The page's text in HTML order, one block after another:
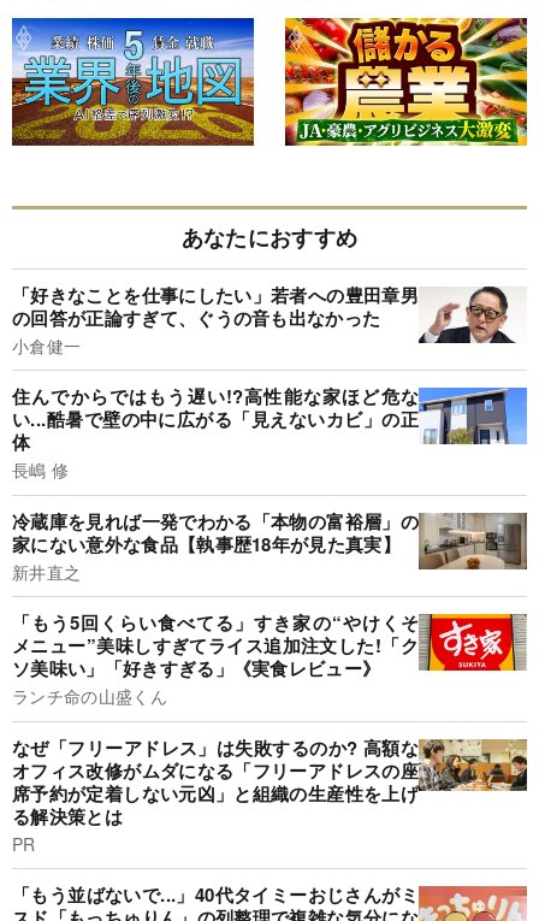
あなたにおすすめ
「好きなことを仕事にしたい」若者への豊田章男
の回答が正論すぎて、ぐうの音も出なかった
小倉健一
住んでからではもう遅い!?高性能な家ほど危な
い...酷暑で壁の中に広がる「見えないカビ」の正
体
長嶋 修
冷蔵庫を見れば一発でわかる「本物の富裕層」の
家にない意外な食品【執事歴18年が見た真実】
新井直之
「もう5回くらい食べてる」すき家の“やけくそ
メニュー”美味しすぎてライス追加注文した!「ク
ソ美味い」「好きすぎる」《実食レビュー》
ランチ命の山盛くん
なぜ「フリーアドレス」は失敗するのか? 高額な
オフィス改修がムダになる「フリーアドレスの座
席予約が定着しない元凶」と組織の生産性を上げ
る解決策とは
PR
「もう並ばないで...」40代タイミーおじさんがミ